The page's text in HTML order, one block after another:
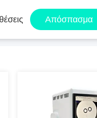
Απόσπασμα